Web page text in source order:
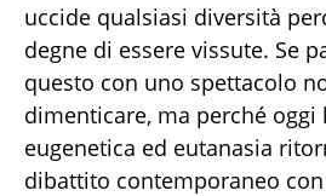
uccide qualsiasi diversità
degne di essere vissute. Se
questo con uno spettacolo
dimenticare, ma perché oggi
eugenetica ed eutanasia
dibattito contemporaneo